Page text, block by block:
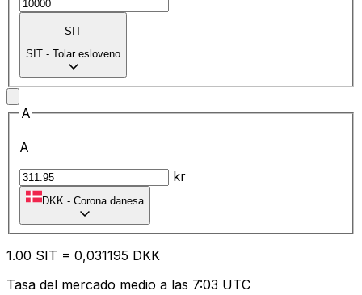
SIT
SIT - Tolar esloveno
A
A
kr
DKK - Corona danesa
1.00 SIT = 0,031195 DKK
Tasa del mercado medio a las 7:03 UTC